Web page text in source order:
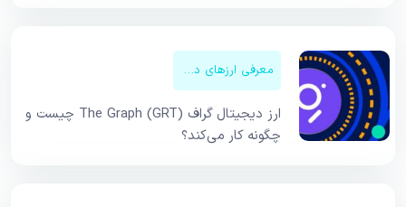
معرفی ارزهای دیجیتال
ارز دیجیتال گراف The Graph (GRT) چیست و
چگونه کار می‌کند؟